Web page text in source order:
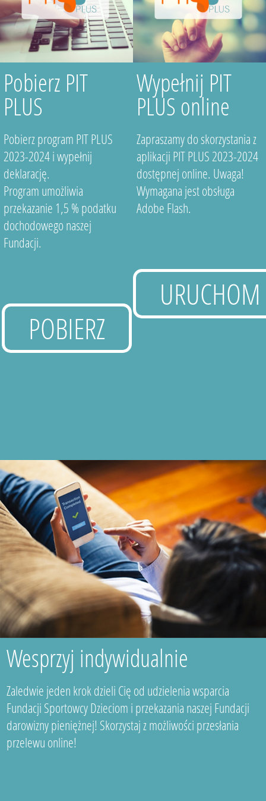
Pobierz PIT
PLUS
Pobierz program PIT PLUS
2023-2024 i wypełnij
deklarację.
Program umożliwia
przekazanie 1,5 % podatku
dochodowego naszej
Fundacji.
POBIERZ
Wypełnij PIT
PLUS online
Zapraszamy do skorzystania z
aplikacji PIT PLUS 2023-2024
dostępnej online. Uwaga!
Wymagana jest obsługa
Adobe Flash.
URUCHOM
Wesprzyj indywidualnie
Zaledwie jeden krok dzieli Cię od udzielenia wsparcia
Fundacji Sportowcy Dzieciom i przekazania naszej Fundacji
darowizny pieniężnej! Skorzystaj z możliwości przesłania
przelewu online!